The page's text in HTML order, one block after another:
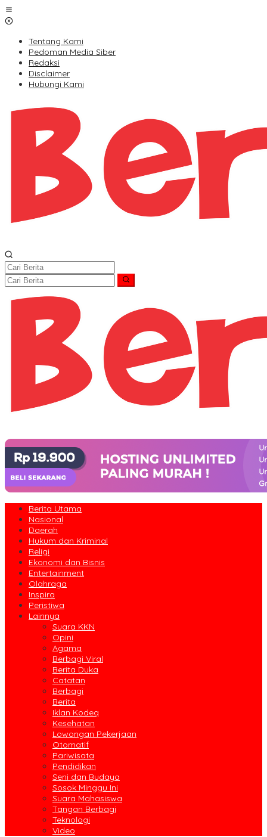
Lewati
ke
Tentang Kami
Pedoman Media Siber
Redaksi
Disclaimer
Hubungi Kami
Berita Utama
Nasional
Daerah
Hukum dan Kriminal
Religi
Ekonomi dan Bisnis
Entertainment
Olahraga
Inspira
Peristiwa
Lainnya
Suara KKN
Opini
Agama
Berbagi Viral
Berita Duka
Catatan
Berbagi
Berita
Iklan Kodeq
Kesehatan
Lowongan Pekerjaan
Otomatif
Pariwisata
Pendidikan
Seni dan Budaya
Sosok Minggu Ini
Suara Mahasiswa
Tangan Berbagi
Teknologi
Video